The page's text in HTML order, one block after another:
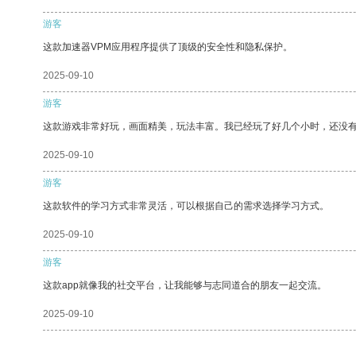
游客
这款加速器VPM应用程序提供了顶级的安全性和隐私保护。
2025-09-10
游客
这款游戏非常好玩，画面精美，玩法丰富。我已经玩了好几个小时，还没
2025-09-10
游客
这款软件的学习方式非常灵活，可以根据自己的需求选择学习方式。
2025-09-10
游客
这款app就像我的社交平台，让我能够与志同道合的朋友一起交流。
2025-09-10